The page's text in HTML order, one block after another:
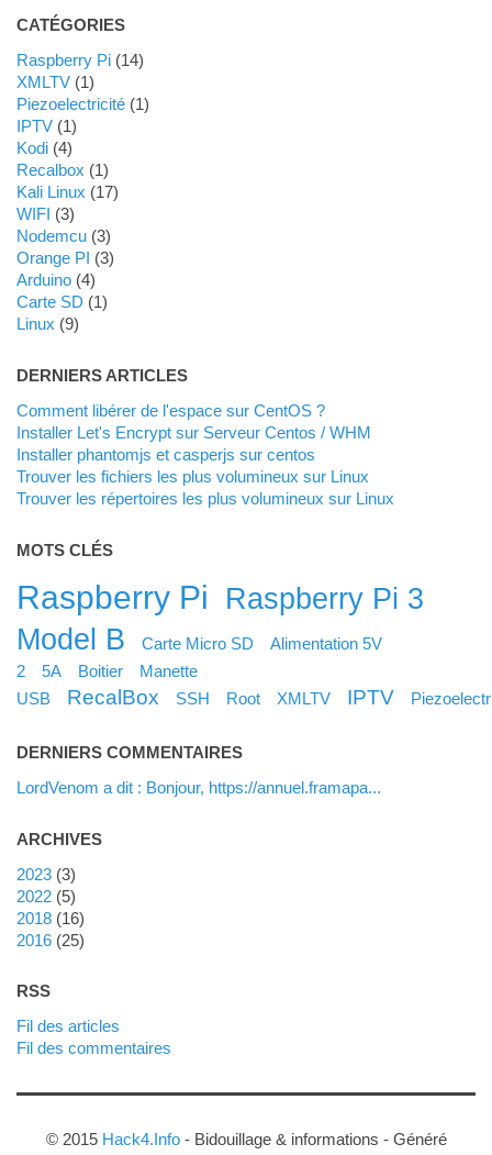
CATÉGORIES
Raspberry Pi(14)
XMLTV(1)
Piezoelectricité(1)
IPTV(1)
Kodi(4)
Recalbox (1)
Kali Linux (17)
WIFI (3)
Nodemcu(3)
Orange PI (3)
Arduino(4)
Carte SD (1)
Linux (9)
DERNIERS ARTICLES
Comment libérer de l'espace sur CentOS ?
Installer Let's Encrypt sur Serveur Centos / WHM
Installer phantomjs et casperjs sur centos
Trouver les fichiers les plus volumineux sur Linux
Trouver les répertoires les plus volumineux sur Linux
MOTS CLÉS
Raspberry Pi
Raspberry Pi 3
Model B
Carte Micro SD
Alimentation 5V
2
5A Boitier
Manette
USB
RecalBox SSH Root XMLTV IPTV
DERNIERS COMMENTAIRES
LordVenom a dit : Bonjour, https://annuel.framapa...
ARCHIVES
2023(3)
2022(5)
2018(16)
2016(25)
RSS
Fil des articles
Fil des commentaires
© 2015 Hack4.Info- Bidouillage & informations - Généré